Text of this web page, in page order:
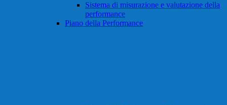
Sistema di misurazione e valutazione della
performance
Piano della Performance